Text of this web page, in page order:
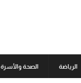
الرياضة الصحة والأسرة